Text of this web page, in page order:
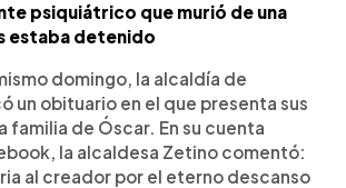
psiquiátrico que murió de una
estaba detenido
domingo, la alcaldía de
un obituario en el que presenta sus
familia de Óscar. En su cuenta
la alcaldesa Zetino comentó:
al creador por el eterno descanso